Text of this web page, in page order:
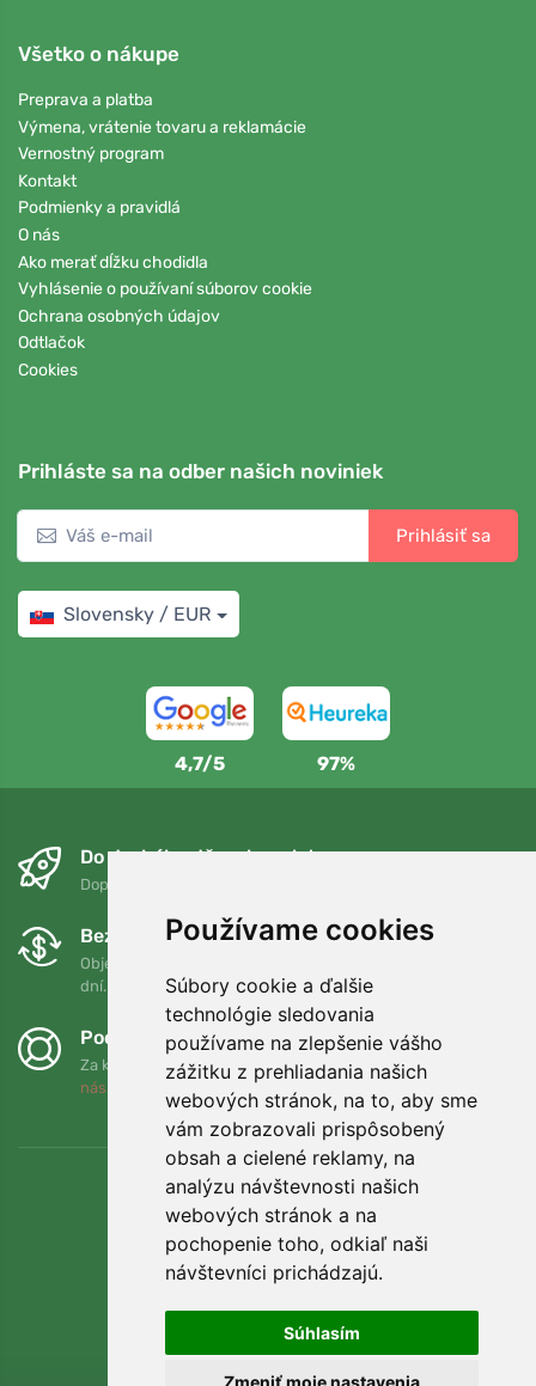
Používame cookies
Súbory cookie a ďalšie
technológie sledovania
používame na zlepšenie vášho
zážitku z prehliadania našich
webových stránok, na to, aby sme
vám zobrazovali prispôsobený
obsah a cielené reklamy, na
analýzu návštevnosti našich
webových stránok a na
pochopenie toho, odkiaľ naši
návštevníci prichádzajú.
Súhlasím
Zmeniť moje nastavenia
Všetko o nákupe
Preprava a platba
Výmena, vrátenie tovaru a reklamácie
Vernostný program
Kontakt
Podmienky a pravidlá
O nás
Ako merať dĺžku chodidla
Vyhlásenie o používaní súborov cookie
Ochrana osobných údajov
Odtlačok
Cookies
Prihláste sa na odber našich noviniek
Prihlásiť sa
Slovensky / EUR
4,7/5 97%
Do druhého dňa a bezplatne
Doprava zadarmo pri objednávkach nad 75 EUR
Bezplatná výmena a vrátenie tovaru
Objednávku môžete kedykoľvek vrátiť alebo vymeniť do 90
dní.
Podporujeme Trees.org
Za každú objednávku zasadíme strom! Prečítajte si viac
nás